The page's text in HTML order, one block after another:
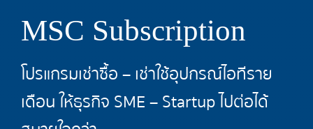
MSC Subscription
โปรแกรมเช่าซื้อ – เช่าใช้อุปกรณ์ไอทีราย
เดือน ให้ธุรกิจ SME – Startup ไปต่อได้